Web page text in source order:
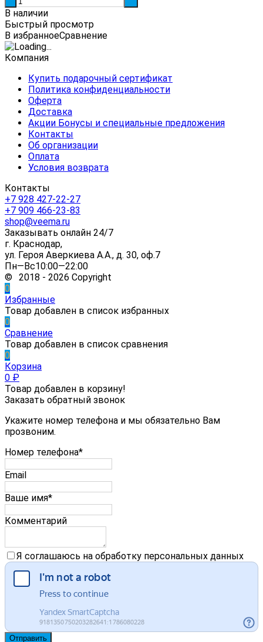
В наличии
Быстрый просмотр
В избранноеСравнение
Компания
Купить подарочный сертификат
Политика конфиденциальности
Оферта
Доставка
Акции Бонусы и специальные предложения
Контакты
Об организации
Оплата
Условия возврата
Контакты
+7 928 427-22-27
+7 909 466-23-83
shop@veema.ru
Заказывать онлайн 24/7
г. Краснодар,
ул. Героя Аверкиева А.А., д. 30, оф.7
Пн—Вс10:00—22:00
© 2018 - 2026 Copyright
0
Избранные
Товар добавлен в список избранных
0
Сравнение
Товар добавлен в список сравнения
0
Корзина
0 ₽
Товар добавлен в корзину!
Заказать обратный звонок
Укажите номер телефона и мы обязательно Вам
прозвоним.
Номер телефона*
Email
Ваше имя*
Комментарий
Я соглашаюсь на обработку персональных данных